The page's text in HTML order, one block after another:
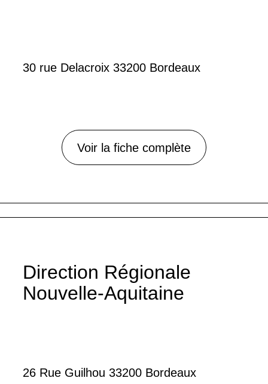
30 rue Delacroix 33200 Bordeaux
Voir la fiche complète
Direction Régionale
Nouvelle-Aquitaine
26 Rue Guilhou 33200 Bordeaux